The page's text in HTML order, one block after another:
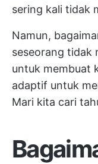
sering kali tidak
Namun,
seseorang tidak
untuk membuat
adaptif untuk
Mari kita cari